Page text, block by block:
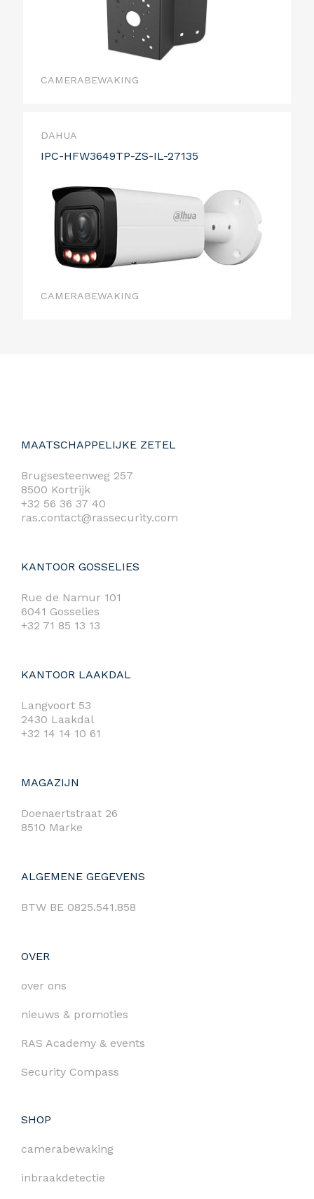
CAMERABEWAKING
DAHUA
IPC-HFW3649TP-ZS-IL-27135
CAMERABEWAKING
MAATSCHAPPELIJKE ZETEL
Brugsesteenweg 257
8500 Kortrijk
+32 56 36 37 40
ras.contact@rassecurity.com
KANTOOR GOSSELIES
Rue de Namur 101
6041 Gosselies
+32 71 85 13 13
KANTOOR LAAKDAL
Langvoort 53
2430 Laakdal
+32 14 14 10 61
MAGAZIJN
Doenaertstraat 26
8510 Marke
ALGEMENE GEGEVENS
BTW BE 0825.541.858
OVER
over ons
nieuws & promoties
RAS Academy & events
Security Compass
SHOP
camerabewaking
inbraakdetectie